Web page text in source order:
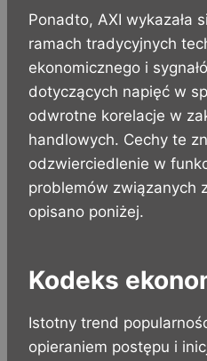
Ponadto, AXI wykazała
ramach tradycyjnych
ekonomicznego i
dotyczących napięć w
odwrotne korelacje w
handlowych. Cechy te
odzwierciedlenie w
problemów związanych
opisano poniżej.
Kodeks
Istotny trend
opieraniem postępu i